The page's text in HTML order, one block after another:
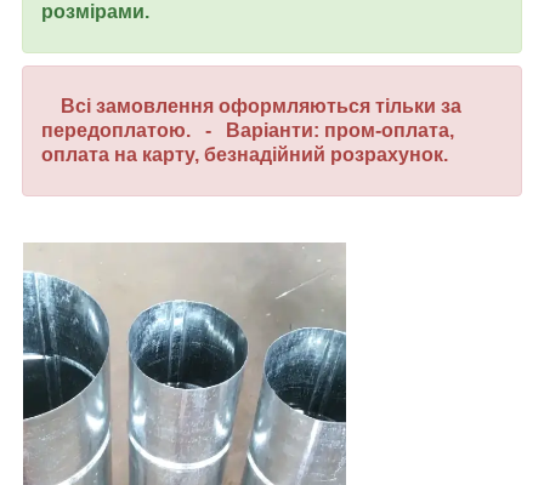
розмірами.
Всі замовлення оформляються тільки за
передоплатою. - Варіанти: пром-оплата,
оплата на карту, безнадійний розрахунок.